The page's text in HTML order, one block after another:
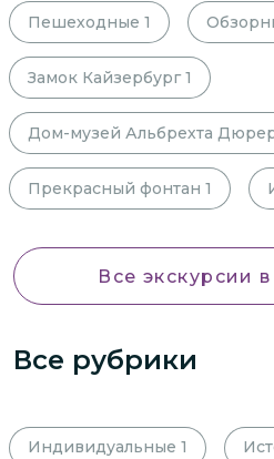
Пешеходные 1
Замок Кайзербург 1
Дом-музей Альбрехта
Прекрасный фонтан 1
Все экскурсии
Все рубрики
Индивидуальные 1